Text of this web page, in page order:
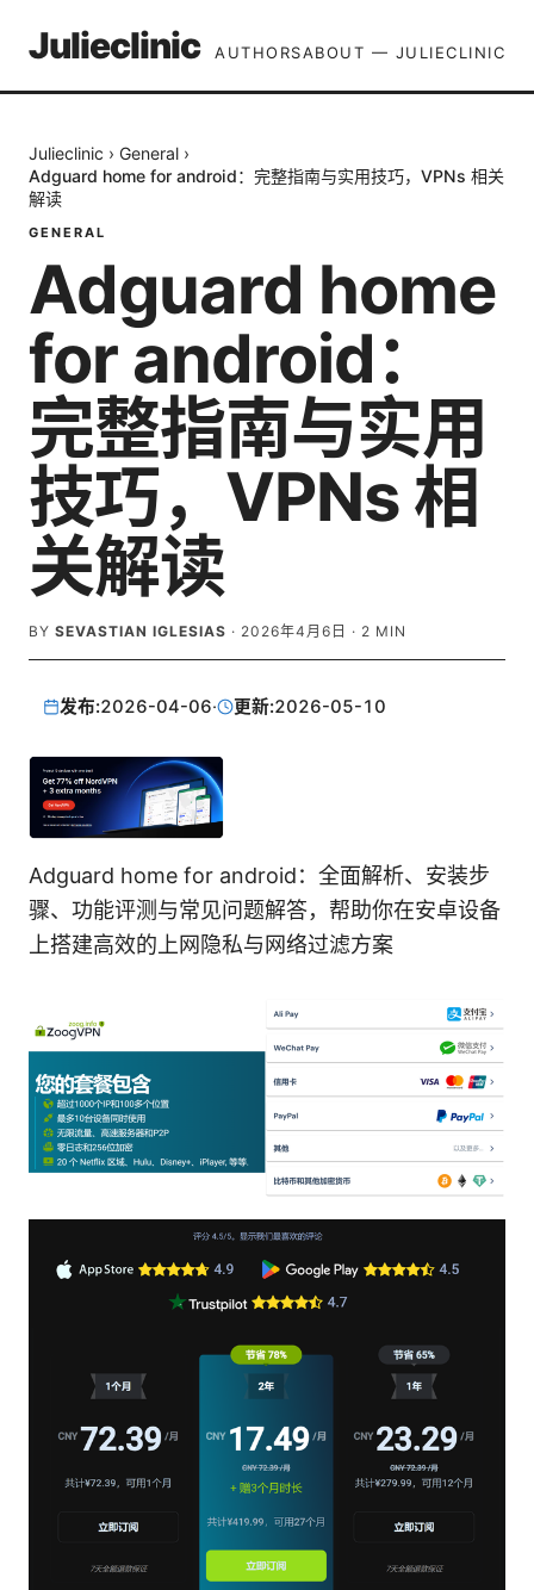
Julieclinic AUTHORSABOUT — JULIECLINIC
Julieclinic › General ›
Adguard home for android：完整指南与实用技巧，VPNs 相关
解读
GENERAL
Adguard home
for android：
完整指南与实用
技巧，VPNs 相
关解读
BY SEVASTIAN IGLESIAS · 2026年4月6日 · 2 MIN
发布:2026-04-06· 更新:2026-05-10
Adguard home for android：全面解析、安装步
骤、功能评测与常见问题解答，帮助你在安卓设备
上搭建高效的上网隐私与网络过滤方案